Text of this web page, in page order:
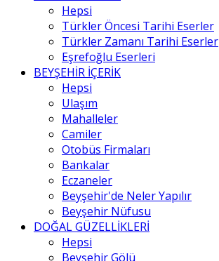
Hepsi
Türkler Öncesi Tarihi Eserler
Türkler Zamanı Tarihi Eserler
Eşrefoğlu Eserleri
BEYŞEHİR İÇERİK
Hepsi
Ulaşım
Mahalleler
Camiler
Otobüs Firmaları
Bankalar
Eczaneler
Beyşehir'de Neler Yapılır
Beyşehir Nüfusu
DOĞAL GÜZELLİKLERİ
Hepsi
Beyşehir Gölü